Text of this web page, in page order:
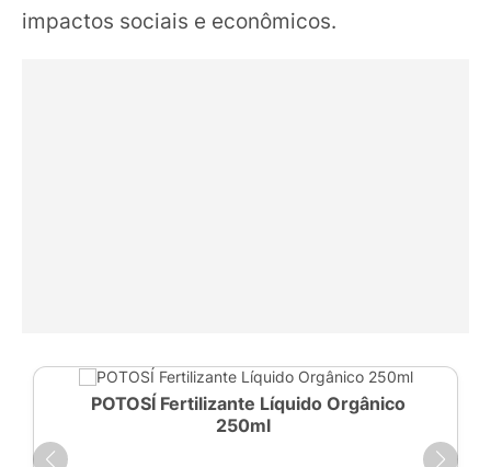
impactos sociais e econômicos.
POTOSÍ Fertilizante Líquido Orgânico
250ml